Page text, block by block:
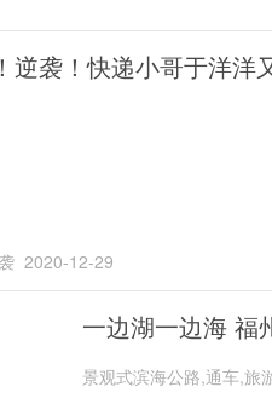
逆袭！快递小哥于洋洋
2020-12-29
一边湖一边海 福
景观式滨海公路,通车,旅